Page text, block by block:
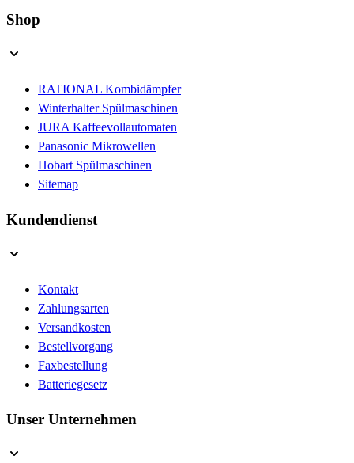
Shop
RATIONAL Kombidämpfer
Winterhalter Spülmaschinen
JURA Kaffeevollautomaten
Panasonic Mikrowellen
Hobart Spülmaschinen
Sitemap
Kundendienst
Kontakt
Zahlungsarten
Versandkosten
Bestellvorgang
Faxbestellung
Batteriegesetz
Unser Unternehmen